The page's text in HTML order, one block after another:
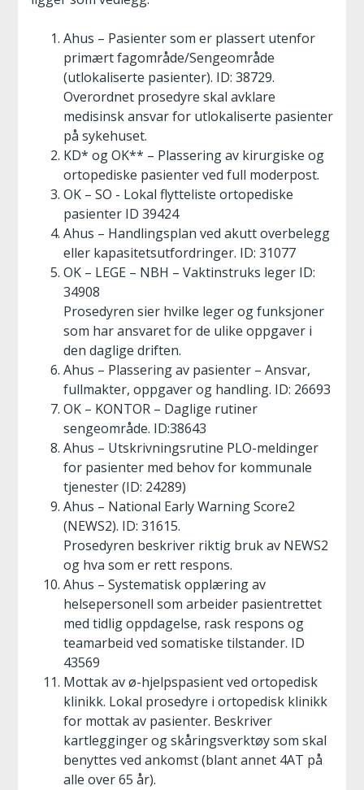
Ahus – Pasienter som er plassert utenfor
primært fagområde/Sengeområde
(utlokaliserte pasienter). ID: 38729.
Overordnet prosedyre skal avklare
medisinsk ansvar for utlokaliserte pasienter
på sykehuset.
KD* og OK** – Plassering av kirurgiske og
ortopediske pasienter ved full moderpost.
OK – SO - Lokal flytteliste ortopediske
pasienter ID 39424
Ahus – Handlingsplan ved akutt overbelegg
eller kapasitetsutfordringer. ID: 31077
OK – LEGE – NBH – Vaktinstruks leger ID:
34908
Prosedyren sier hvilke leger og funksjoner
som har ansvaret for de ulike oppgaver i
den daglige driften.
Ahus – Plassering av pasienter – Ansvar,
fullmakter, oppgaver og handling. ID: 26693
OK – KONTOR – Daglige rutiner
sengeområde. ID:38643
Ahus – Utskrivningsrutine PLO-meldinger
for pasienter med behov for kommunale
tjenester (ID: 24289)
Ahus – National Early Warning Score2
(NEWS2). ID: 31615.
Prosedyren beskriver riktig bruk av NEWS2
og hva som er rett respons.
Ahus – Systematisk opplæring av
helsepersonell som arbeider pasientrettet
med tidlig oppdagelse, rask respons og
teamarbeid ved somatiske tilstander. ID
43569
Mottak av ø-hjelpspasient ved ortopedisk
klinikk. Lokal prosedyre i ortopedisk klinikk
for mottak av pasienter. Beskriver
kartlegginger og skåringsverktøy som skal
benyttes ved ankomst (blant annet 4AT på
alle over 65 år).